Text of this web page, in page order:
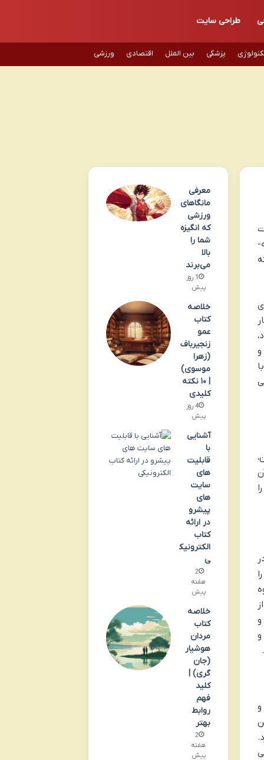
طراحی سایت
پزشکی بین الملل اقتصادی ورزشی
را
و
و
معرفی
مانگاهای
ورزشی
که انگیزه
شما را
بالا
می‌برند
1 روز
پیش
خلاصه
کتاب
عمو
زنجیرباف
(زهرا
موسوی)
| ۱۰ نکته
کلیدی
4 روز
پیش
آشنایی
با
قابلیت
های
سایت
های
پیشرو
در ارائه
کتاب
الکترونیک
ی
2
هفته
پیش
خلاصه
کتاب
مردان
هوشیار
(جان
گری) |
کلید
فهم
روابط
بهتر
2
هفته
پیش